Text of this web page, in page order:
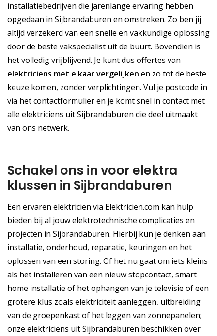
installatiebedrijven die jarenlange ervaring hebben
opgedaan in Sijbrandaburen en omstreken. Zo ben jij
altijd verzekerd van een snelle en vakkundige oplossing
door de beste vakspecialist uit de buurt. Bovendien is
het volledig vrijblijvend. Je kunt dus offertes van
elektriciens met elkaar vergelijken en zo tot de beste
keuze komen, zonder verplichtingen. Vul je postcode in
via het contactformulier en je komt snel in contact met
alle elektriciens uit Sijbrandaburen die deel uitmaakt
van ons netwerk.
Schakel ons in voor elektra
klussen in Sijbrandaburen
Een ervaren elektricien via Elektricien.com kan hulp
bieden bij al jouw elektrotechnische complicaties en
projecten in Sijbrandaburen. Hierbij kun je denken aan
installatie, onderhoud, reparatie, keuringen en het
oplossen van een storing. Of het nu gaat om iets kleins
als het installeren van een nieuw stopcontact, smart
home installatie of het ophangen van je televisie of een
grotere klus zoals elektriciteit aanleggen, uitbreiding
van de groepenkast of het leggen van zonnepanelen;
onze elektriciens uit Sijbrandaburen beschikken over